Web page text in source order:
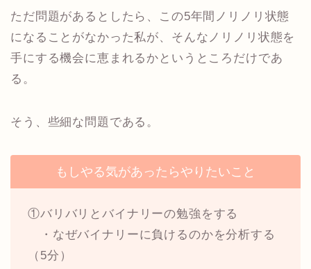
ただ問題があるとしたら、この5年間ノリノリ状態
になることがなかった私が、そんなノリノリ状態を
手にする機会に恵まれるかというところだけであ
る。
そう、些細な問題である。
もしやる気があったらやりたいこと
①バリバリとバイナリーの勉強をする
・なぜバイナリーに負けるのかを分析する
（5分）